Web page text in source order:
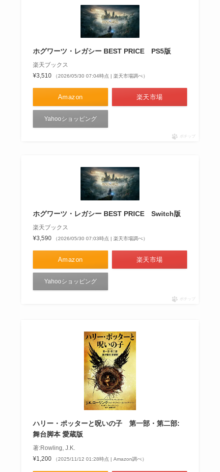
ホグワーツ・レガシー BEST PRICE PS5版
楽天ブックス
¥3,510
（2026/05/30 07:04時点 | 楽天市場調べ）
Amazon 楽天市場
Yahooショッピング
ポチップ
ホグワーツ・レガシー BEST PRICE Switch版
楽天ブックス
¥3,590
（2026/05/30 07:03時点 | 楽天市場調べ）
Amazon 楽天市場
Yahooショッピング
ポチップ
ハリー・ポッターと呪いの子 第一部・第二部:
舞台脚本 愛蔵版
著:Rowling, J.K.
¥1,200
（2025/11/12 01:28時点 | Amazon調べ）